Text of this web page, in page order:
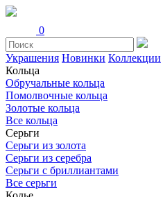
0
Украшения Новинки Коллекции
Кольца
Обручальные кольца
Помолвочные кольца
Золотые кольца
Все кольца
Серьги
Серьги из золота
Серьги из серебра
Серьги с бриллиантами
Все серьги